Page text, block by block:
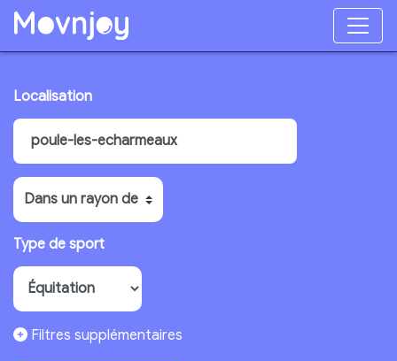
Localisation
Type de sport
Filtres supplémentaires